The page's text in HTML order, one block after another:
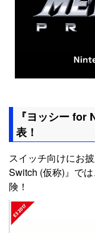
『ヨッシー
表！
スイッチ向けにお
Switch (仮称)』では
険！